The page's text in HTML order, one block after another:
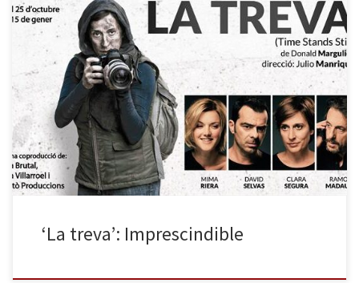
Va a parecer que estoy empezando por el final, ya que el único
comentario posible para este montaje es: id a verlo. Pocas cosas
recomiendo yo encarecidamente, y esta función es, sin ninguna
duda, una de ellas. No hay que dejársela perder y, por suerte,
estará en La Villarroel hasta […]
‘La treva’: Imprescindible